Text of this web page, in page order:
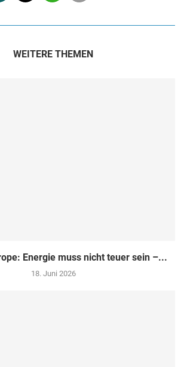
WEITERE THEMEN
Energie muss nicht teuer sein –...
18. Juni 2026